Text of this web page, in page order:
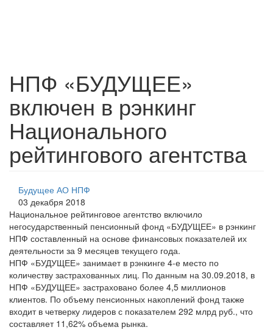
НПФ «БУДУЩЕЕ»
включен в рэнкинг
Национального
рейтингового агентства
Будущее АО НПФ
03 декабря 2018
Национальное рейтинговое агентство включило
негосударственный пенсионный фонд «БУДУЩЕЕ» в рэнкинг
НПФ составленный на основе финансовых показателей их
деятельности за 9 месяцев текущего года.
НПФ «БУДУЩЕЕ» занимает в рэнкинге 4-е место по
количеству застрахованных лиц. По данным на 30.09.2018, в
НПФ «БУДУЩЕЕ» застраховано более 4,5 миллионов
клиентов. По объему пенсионных накоплений фонд также
входит в четверку лидеров с показателем 292 млрд руб., что
составляет 11,62% объема рынка.